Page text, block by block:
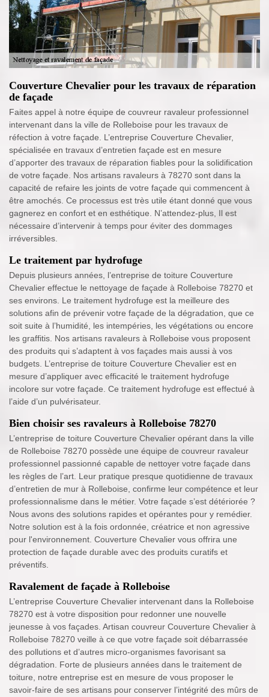
Couverture Chevalier pour les travaux de réparation
de façade
Faites appel à notre équipe de couvreur ravaleur professionnel
intervenant dans la ville de Rolleboise pour les travaux de
réfection à votre façade. L’entreprise Couverture Chevalier,
spécialisée en travaux d’entretien façade est en mesure
d’apporter des travaux de réparation fiables pour la solidification
de votre façade. Nos artisans ravaleurs à 78270 sont dans la
capacité de refaire les joints de votre façade qui commencent à
être amochés. Ce processus est très utile étant donné que vous
gagnerez en confort et en esthétique. N’attendez-plus, Il est
nécessaire d’intervenir à temps pour éviter des dommages
irréversibles.
Le traitement par hydrofuge
Depuis plusieurs années, l’entreprise de toiture Couverture
Chevalier effectue le nettoyage de façade à Rolleboise 78270 et
ses environs. Le traitement hydrofuge est la meilleure des
solutions afin de prévenir votre façade de la dégradation, que ce
soit suite à l’humidité, les intempéries, les végétations ou encore
les graffitis. Nos artisans ravaleurs à Rolleboise vous proposent
des produits qui s’adaptent à vos façades mais aussi à vos
budgets. L’entreprise de toiture Couverture Chevalier est en
mesure d’appliquer avec efficacité le traitement hydrofuge
incolore sur votre façade. Ce traitement hydrofuge est effectué à
l’aide d’un pulvérisateur.
Bien choisir ses ravaleurs à Rolleboise 78270
L’entreprise de toiture Couverture Chevalier opérant dans la ville
de Rolleboise 78270 possède une équipe de couvreur ravaleur
professionnel passionné capable de nettoyer votre façade dans
les règles de l’art. Leur pratique presque quotidienne de travaux
d’entretien de mur à Rolleboise, confirme leur compétence et leur
professionnalisme dans le métier. Votre façade s’est détériorée ?
Nous avons des solutions rapides et opérantes pour y remédier.
Notre solution est à la fois ordonnée, créatrice et non agressive
pour l'environnement. Couverture Chevalier vous offrira une
protection de façade durable avec des produits curatifs et
préventifs.
Ravalement de façade à Rolleboise
L’entreprise Couverture Chevalier intervenant dans la Rolleboise
78270 est à votre disposition pour redonner une nouvelle
jeunesse à vos façades. Artisan couvreur Couverture Chevalier à
Rolleboise 78270 veille à ce que votre façade soit débarrassée
des pollutions et d’autres micro-organismes favorisant sa
dégradation. Forte de plusieurs années dans le traitement de
toiture, notre entreprise est en mesure de vous proposer le
savoir-faire de ses artisans pour conserver l’intégrité des mûrs de